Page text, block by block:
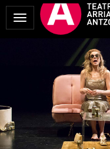
Mostrar
Menú